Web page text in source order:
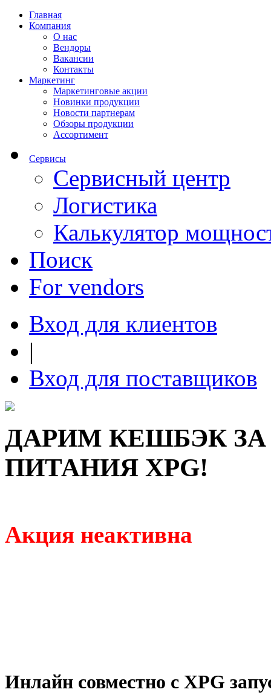
Главная
Компания
О нас
Вендоры
Вакансии
Контакты
Маркетинг
Маркетинговые акции
Новинки продукции
Новости партнерам
Обзоры продукции
Ассортимент
Сервисы
Сервисный центр
Логистика
Калькулятор
Поиск
For vendors
Вход для клиентов
|
Вход для поставщиков
ДАРИМ КЕШБЭК
ПИТАНИЯ XPG!
Акция неактивна
Инлайн совместно с XPG